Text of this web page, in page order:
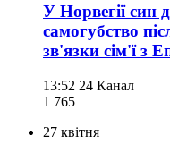
У Норвегії син
самогубство
зв'язки сім'ї з
13:52 24 Канал
1 765
27 квітня